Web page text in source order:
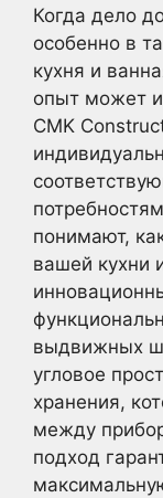
Когда дело
особенно в
кухня и
опыт может
CMK
понимают,
вашей кухни
выдвижных
угловое
хранения,
между
подход